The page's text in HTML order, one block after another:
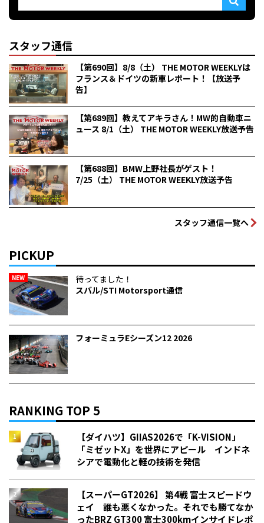
スタッフ通信
【第690回】8/8（土） THE MOTOR WEEKLYは
フランス＆ドイツの新車レポート！【放送予
告】
【第689回】教えてアキラさん！MW的自動車ニ
ュース 8/1（土） THE MOTOR WEEKLY放送予告
【第688回】BMW上野社長がゲスト！
7/25（土） THE MOTOR WEEKLY放送予告
スタッフ通信一覧へ
PICKUP
NEW
待ってました！
スバル/STI Motorsport通信
フォーミュラEシーズン12 2026
RANKING TOP 5
【ダイハツ】GIIAS2026で「K-VISION」
「ミゼットX」を世界にアピール インドネ
シアで電動化と軽の技術を発信
【スーパーGT2026】 第4戦 富士スピードウ
ェイ 誰も悪くなかった。それでも勝てなか
った――BRZ GT300 富士300kmインサイドレポ